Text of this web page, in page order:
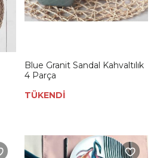
Blue Granit Sandal Kahvaltılık
4 Parça
TÜKENDİ